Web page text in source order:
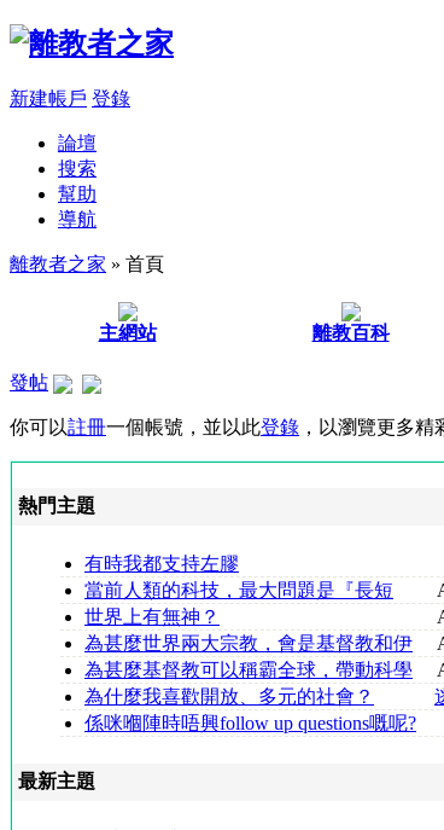
新建帳戶 登錄
論壇
搜索
幫助
導航
離教者之家 » 首頁
主網站 離教百科
發帖
你可以註冊一個帳號，並以此登錄 ，以瀏覽更多精
熱門主題
有時我都支持左膠
當前人類的科技，最大問題是『長短
腳』世界上有無神？
為甚麼世界兩大宗教，會是基督教和伊
斯蘭教
為甚麼基督教可以稱霸全球，帶動科學
及科技
為什麼我喜歡開放、多元的社會？
係咪嗰陣時唔興follow up questions嘅呢?
最新主題